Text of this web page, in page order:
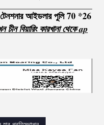
টেনশনার আইডলার পুলি 70 *26
চীন বিয়ারিং কারখানা থেকে ap